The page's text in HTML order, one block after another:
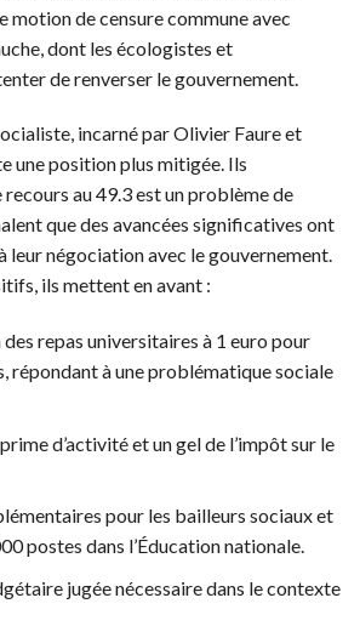
motion de censure commune avec
dont les écologistes et
de renverser le gouvernement.
incarné par Olivier Faure et
une position plus mitigée. Ils
au 49.3 est un problème de
que des avancées significatives ont
leur négociation avec le gouvernement.
ils mettent en avant :
repas universitaires à 1 euro pour
répondant à une problématique sociale
d’activité et un gel de l’impôt sur le
pour les bailleurs sociaux et
postes dans l’Éducation nationale.
jugée nécessaire dans le contexte